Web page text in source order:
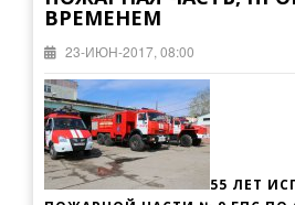
ВРЕМЕНЕМ
23-ИЮН-2017, 08:00
55 ЛЕТ